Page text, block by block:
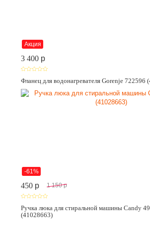
Акция
3 400 p
Фланец для водонагревателя Gorenje 722596
-61%
450 p 1 150 p
Ручка люка для стиральной машины Candy
(41028663)